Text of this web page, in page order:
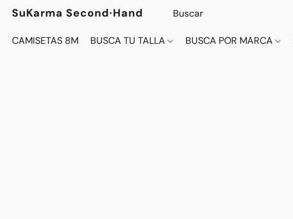
SuKarma Second·Hand
CAMISETAS 8M BUSCA TU TALLA BUSCA POR MARCA